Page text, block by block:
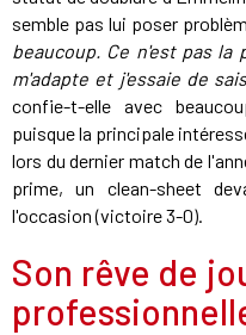
semble pas lui poser
beaucoup. Ce n'est pas
m'adapte et j'essaie de
confie-t-elle avec
puisque la principale
lors du dernier match de
prime, un clean-sheet
l'occasion (victoire 3-0).
Son rêve de